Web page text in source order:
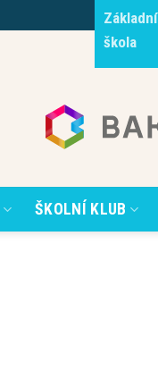
Základní
škola
ŠKOLNÍ KLUB